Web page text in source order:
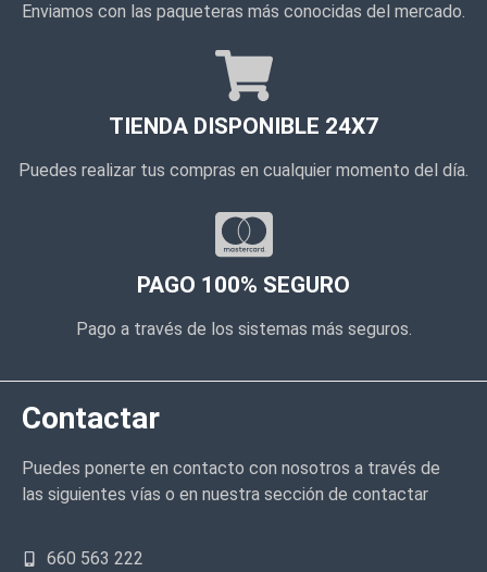
Enviamos con las paqueteras más conocidas del mercado.
TIENDA DISPONIBLE 24X7
Puedes realizar tus compras en cualquier momento del día.
PAGO 100% SEGURO
Pago a través de los sistemas más seguros.
Contactar
Puedes ponerte en contacto con nosotros a través de
las siguientes vías o en nuestra sección de contactar
660 563 222